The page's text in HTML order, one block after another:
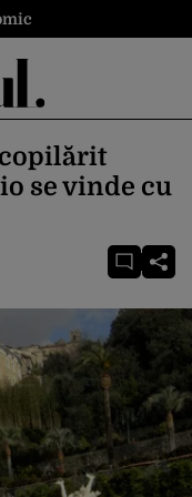
se vinde cu